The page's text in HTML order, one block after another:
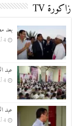
زاكورة TV
بعد
4 أسابيع ago
عبد
4 أسابيع ago
عبد
4 أسابيع ago